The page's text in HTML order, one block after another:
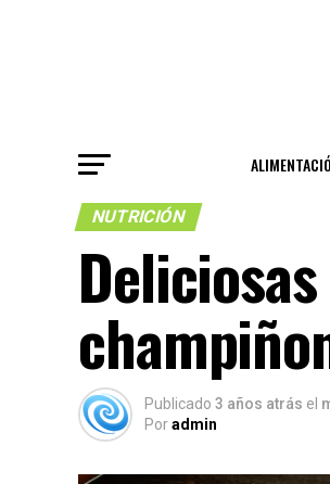
NUTRICIÓN
Publicado 3 años atrás el
Poradmin